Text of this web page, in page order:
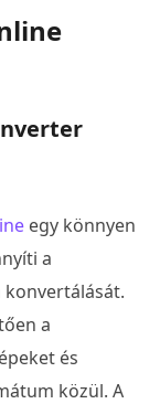
egy könnyen
a
a
és
közül. A